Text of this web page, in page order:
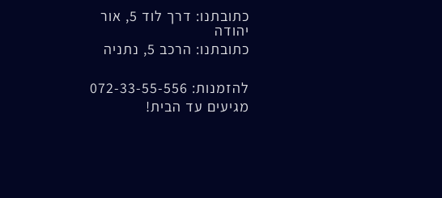
כתובתנו: דרך לוד 5, אור
יהודה
כתובתנו: הרכב 5, נתניה
להזמנות: 072-33-55-556
מגיעים עד הבית!